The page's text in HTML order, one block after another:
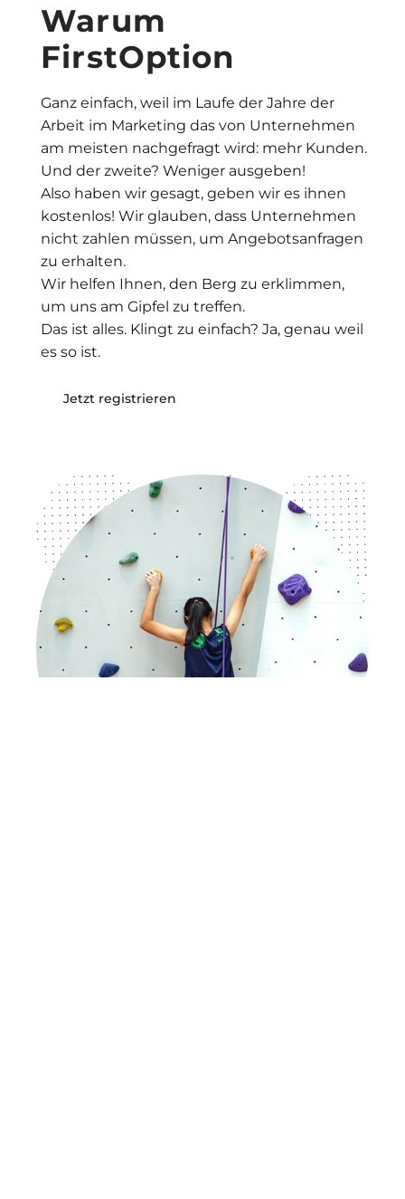
Warum
FirstOption
Ganz einfach, weil im Laufe der Jahre der
Arbeit im Marketing das von Unternehmen
am meisten nachgefragt wird: mehr Kunden.
Und der zweite? Weniger ausgeben!
Also haben wir gesagt, geben wir es ihnen
kostenlos! Wir glauben, dass Unternehmen
nicht zahlen müssen, um Angebotsanfragen
zu erhalten.
Wir helfen Ihnen, den Berg zu erklimmen,
um uns am Gipfel zu treffen.
Das ist alles. Klingt zu einfach? Ja, genau weil
es so ist.
Jetzt registrieren